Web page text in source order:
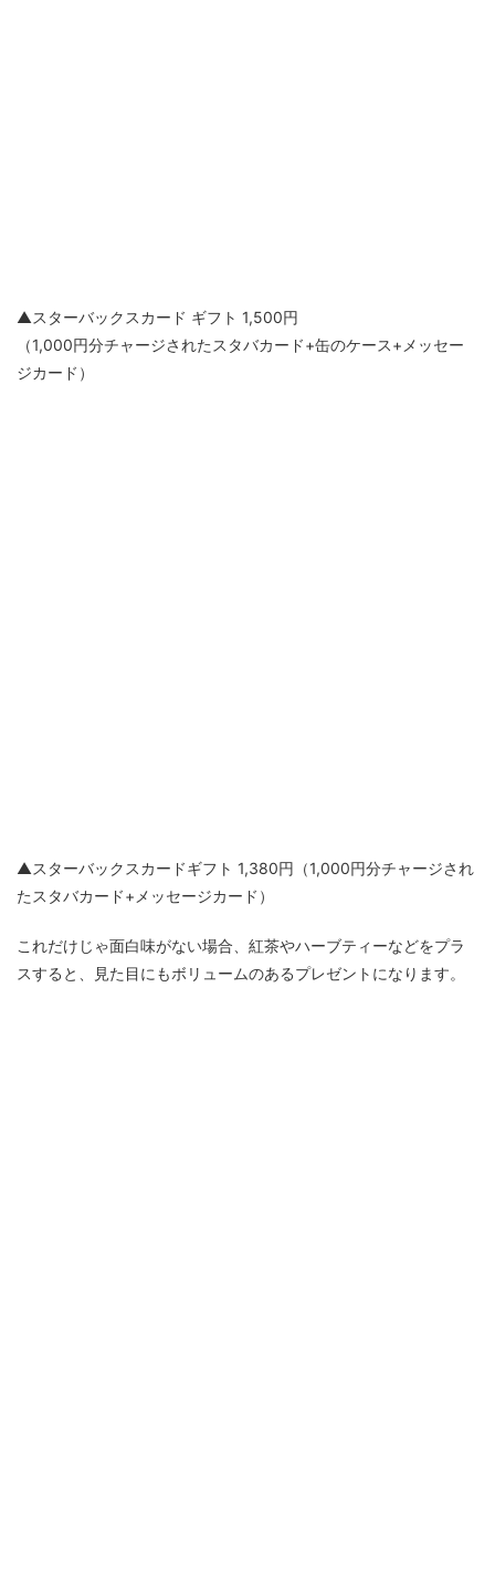
▲スターバックスカード ギフト 1,500円
（1,000円分チャージされたスタバカード+缶のケース+メッセー
ジカード）
▲スターバックスカードギフト 1,380円（1,000円分チャージされ
たスタバカード+メッセージカード）
これだけじゃ面白味がない場合、紅茶やハーブティーなどをプラ
スすると、見た目にもボリュームのあるプレゼントになります。